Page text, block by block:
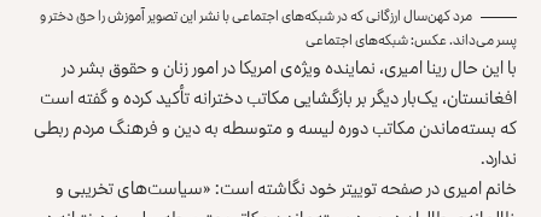
مرد کهن‌سال ارزگانی که در شبکه‌های اجتماعی با نشر این تصویر آموزش را حق دختر و
پسر می‌داند. عکس: شبکه‌های اجتماعی
با این حال رینا امیری، نماینده‌ ویژه‌ی امریکا در امور زنان و حقوق بشر در
افغانستان، یک‌بار دیگر بر بازگشایی مکاتب دخترانه تأکید کرده و گفته است
که بسته‌ماندن مکاتب دوره لیسه و متوسطه به دین و فرهنگ مردم ربطی
ندارد.
خانم امیری در صفحه‌ توییتر خود نگاشته است: «سیاست‌های تخریبی و